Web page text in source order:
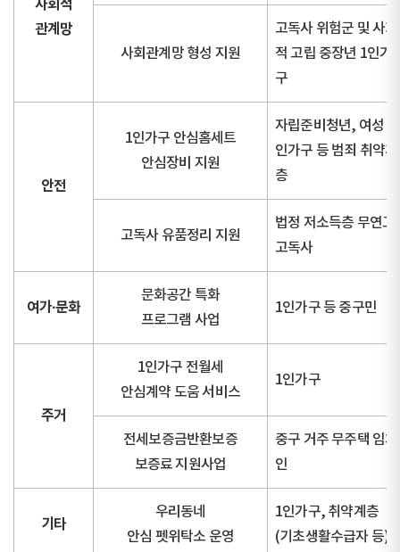
사회적
관계망
사회관계망 형성 지원
고독사 위험군 및 사회
적 고립 중장년 1인가
구
안전
1인가구 안심홈세트
안심장비 지원
자립준비청년, 여성 1
인가구 등 범죄 취약계
층
고독사 유품정리 지원
법정 저소득층 무연고
고독사
여가·문화
문화공간 특화
프로그램 사업
1인가구 등 중구민
주거
1인가구 전월세
안심계약 도움 서비스
1인가구
전세보증금반환보증
보증료 지원사업
중구 거주 무주택 임차
인
기타
우리동네
안심 펫위탁소 운영
1인가구, 취약계층
(기초생활수급자 등)